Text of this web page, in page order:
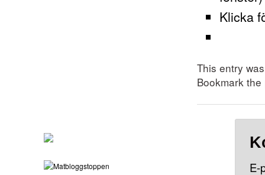
Klicka
This entry
Bookmark the
E-